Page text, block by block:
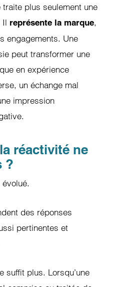
traite plus seulement une
Il représente la marque,
engagements. Une
peut transformer une
en expérience
un échange mal
impression
réactivité ne
?
des réponses
pertinentes et
suffit plus. Lorsqu’une